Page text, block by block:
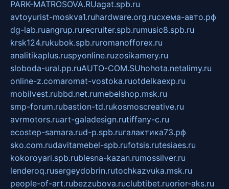
PARK-MATROSOVA.RUagat.spb.ru
avtoyurist-moskva1.ruhardware.org.ruсхема-авто.рф
dg-lab.ruangrup.rurecruiter.spb.rumusic8.spb.ru
krsk124.rukubok.spb.ruromanofforex.ru
analitikaplus.ruspyonline.ruzosikamery.ru
sloboda-ural.pp.ruAUTO-COM.SUhohota.netalimy.ru
online-z.comaromat-vostoka.ruotdelkaexp.ru
mobilvest.rubbd.net.rumebelshop.msk.ru
smp-forum.rubastion-td.rukosmoscreative.ru
avrmotors.ruart-galadesign.rutiffany-c.ru
ecostep-samara.rud-p.spb.ruгалактика73.рф
sko.com.rudavitamebel-spb.rufotsis.rutesiaes.ru
kokoroyari.spb.rublesna-kazan.rumossilver.ru
lenderoq.rusergeydobrin.rutochkazvuka.msk.ru
people-of-art.rubezzubova.ruclubtibet.ruorior-aks.ru